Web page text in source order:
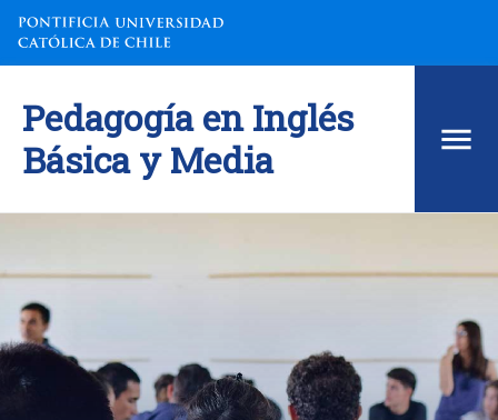
Pedagogía en Inglés
Básica y Media